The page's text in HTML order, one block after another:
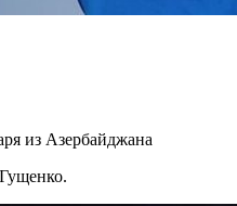
из Азербайджана